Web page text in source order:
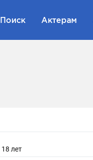
Поиск Актерам
18 лет